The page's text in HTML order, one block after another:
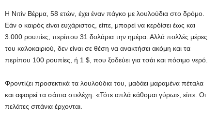
Η Νιτίν Βέρμα, 58 ετών, έχει έναν πάγκο με λουλούδια στο δρόμο.
Εάν ο καιρός είναι ευχάριστος, είπε, μπορεί να κερδίσει έως και
3.000 ρουπίες, περίπου 31 δολάρια την ημέρα. Αλλά πολλές μέρες
του καλοκαιριού, δεν είναι σε θέση να ανακτήσει ακόμη και τα
περίπου 100 ρουπίες, ή 1 $, που ξοδεύει για τσάι και πόσιμο νερό.
Φροντίζει προσεκτικά τα λουλούδια του, μαδάει μαραμένα πέταλα
και αφαιρεί τα σάπια στελέχη. «Τότε απλά κάθομαι γύρω», είπε. Οι
πελάτες σπάνια έρχονται.